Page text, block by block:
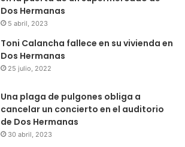
Dos Hermanas
5 abril, 2023
Toni Calancha fallece en su vivienda en
Dos Hermanas
25 julio, 2022
Una plaga de pulgones obliga a
cancelar un concierto en el auditorio
de Dos Hermanas
30 abril, 2023